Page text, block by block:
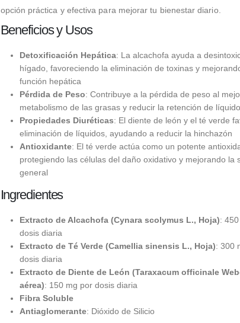
opción práctica y efectiva para mejorar tu bienestar diario.
Beneficios y Usos
Detoxificación Hepática: La alcachofa ayuda a
hígado, favoreciendo la eliminación de toxinas y
función hepática
Pérdida de Peso: Contribuye a la pérdida de peso al
metabolismo de las grasas y reducir la retención de
Propiedades Diuréticas: El diente de león y el té verde
eliminación de líquidos, ayudando a reducir la hinchazón
Antioxidante: El té verde actúa como un potente
protegiendo las células del daño oxidativo y mejorando la
general
Ingredientes
Extracto de Alcachofa (Cynara scolymus L., Hoja):
dosis diaria
Extracto de Té Verde (Camellia sinensis L., Hoja): 300
dosis diaria
Extracto de Diente de León (Taraxacum officinale
aérea): 150 mg por dosis diaria
Fibra Soluble
Antiaglomerante: Dióxido de Silicio